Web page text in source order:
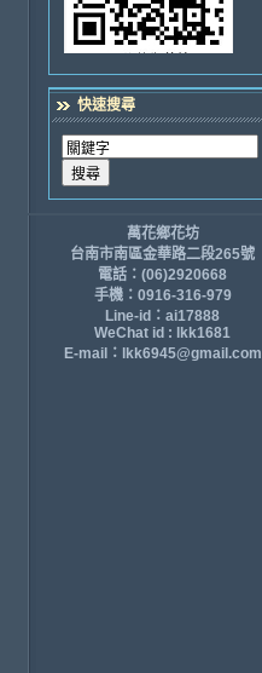
快速搜尋
萬花鄉花坊
台南市南區金華路二段265號
電話：(06)2920668
手機：0916-316-979
Line-id：ai17888
WeChat id : lkk1681
E-mail：lkk6945@gmail.com